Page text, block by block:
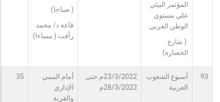
المؤتمر البيئي
علي مستوي
الوطن العربي
( شارع
الحضارة)
( صباحا)
قاعة د/ محمد
رأفت ( مساءا)
93
أسبوع الشعوب
العربية
23/3/2022م حتى
28/3/2022م
أمام المبني
الإداري
والقرية
35